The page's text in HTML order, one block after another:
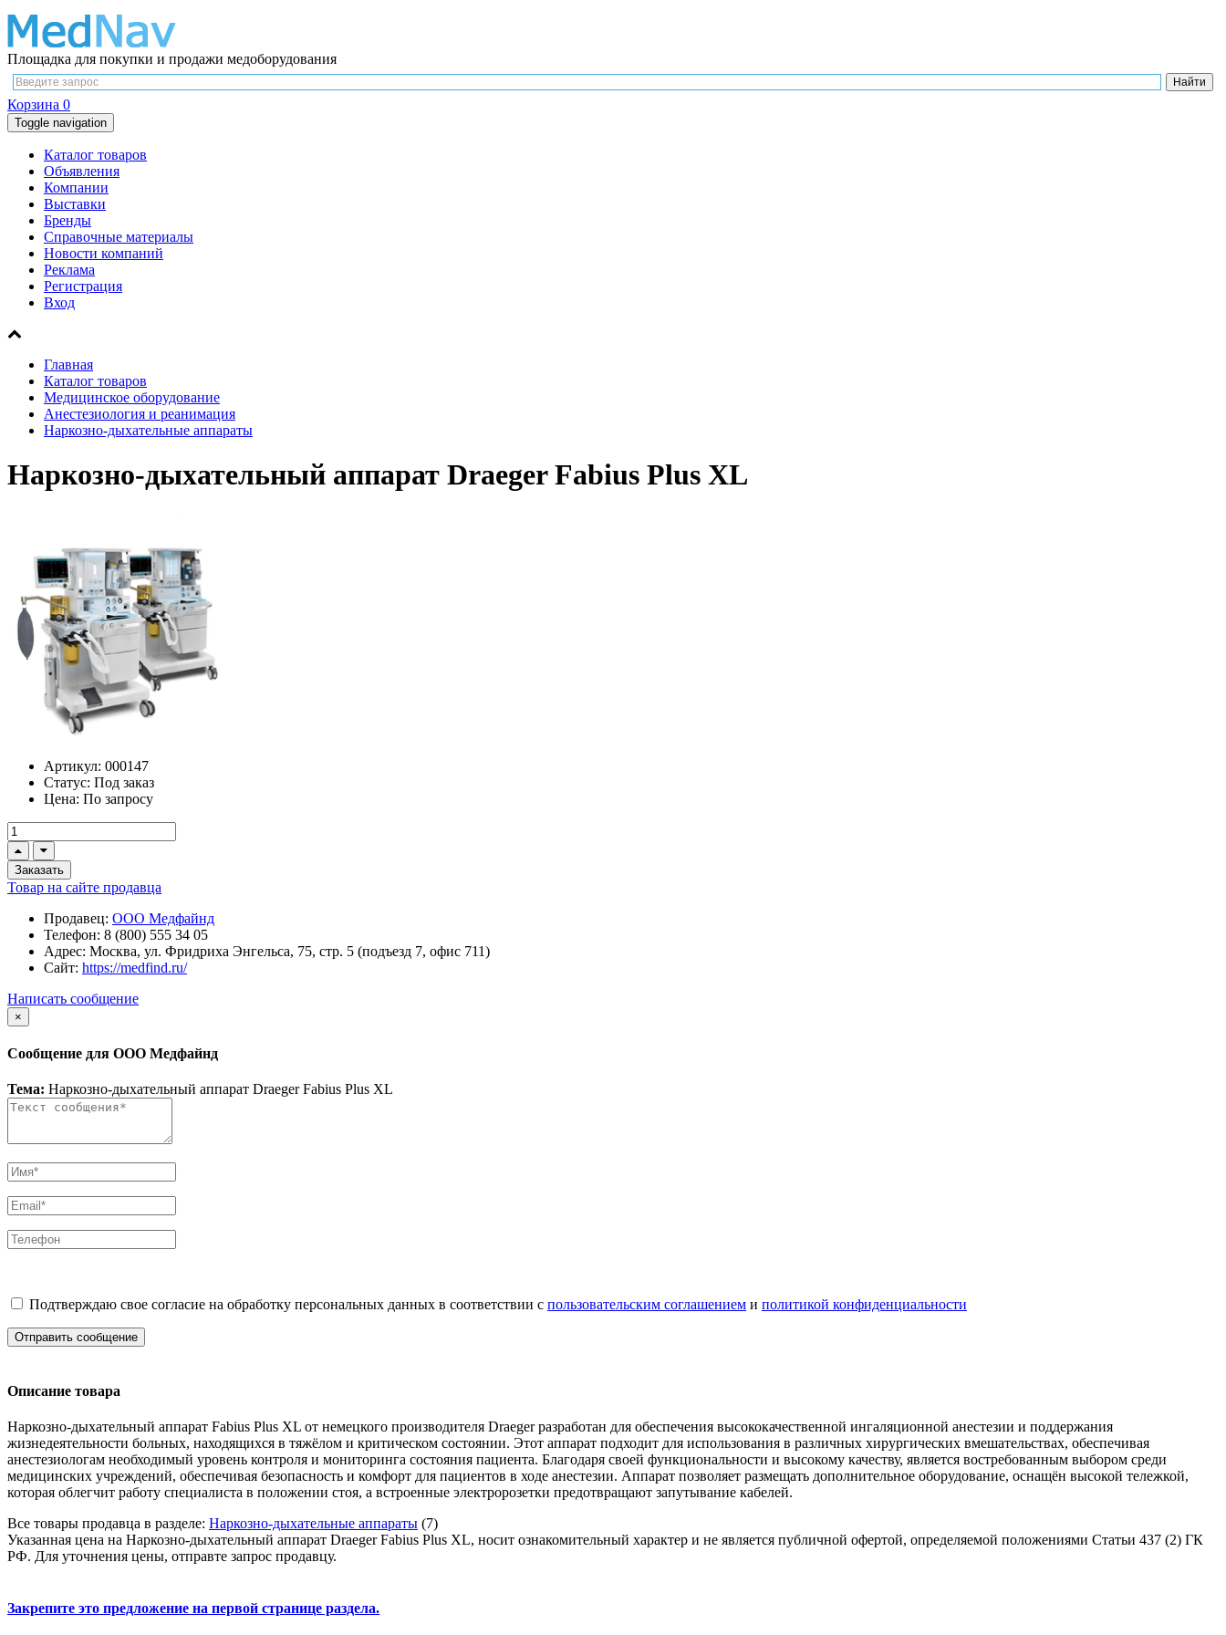
Площадка для покупки и продажи медоборудования
Корзина 0
Toggle navigation
Каталог товаров
Объявления
Компании
Выставки
Бренды
Справочные материалы
Новости компаний
Реклама
Регистрация
Вход
Главная
Каталог товаров
Медицинское оборудование
Анестезиология и реанимация
Наркозно-дыхательные аппараты
Наркозно-дыхательный аппарат Draeger Fabius Plus XL
Артикул: 000147
Статус: Под заказ
Цена: По запросу
Заказать
Товар на сайте продавца
Продавец: ООО Медфайнд
Телефон: 8 (800) 555 34 05
Адрес: Москва, ул. Фридриха Энгельса, 75, стр. 5 (подъезд 7, офис 711)
Сайт: https://medfind.ru/
Написать сообщение
×
Сообщение для ООО Медфайнд
Тема: Наркозно-дыхательный аппарат Draeger Fabius Plus XL
Подтверждаю свое согласие на обработку персональных данных в соответствии с пользовательским соглашением и политикой конфиденциальности
Отправить сообщение
Описание товара
Наркозно-дыхательный аппарат Fabius Plus XL от немецкого производителя Draeger разработан для обеспечения высококачественной ингаляционной анестезии и поддержания
жизнедеятельности больных, находящихся в тяжёлом и критическом состоянии. Этот аппарат подходит для использования в различных хирургических вмешательствах, обеспечивая
анестезиологам необходимый уровень контроля и мониторинга состояния пациента. Благодаря своей функциональности и высокому качеству, является востребованным выбором среди
медицинских учреждений, обеспечивая безопасность и комфорт для пациентов в ходе анестезии. Аппарат позволяет размещать дополнительное оборудование, оснащён высокой тележкой,
которая облегчит работу специалиста в положении стоя, а встроенные электророзетки предотвращают запутывание кабелей.
Все товары продавца в разделе: Наркозно-дыхательные аппараты (7)
Указанная цена на Наркозно-дыхательный аппарат Draeger Fabius Plus XL, носит ознакомительный характер и не является публичной офертой, определяемой положениями Статьи 437 (2) ГК
РФ. Для уточнения цены, отправте запрос продавцу.
Закрепите это предложение на первой странице раздела.